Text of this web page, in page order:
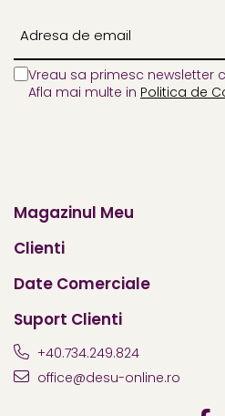
Vreau sa primesc newsletter
Afla mai multe in Politica de
Magazinul Meu
Clienti
Date Comerciale
Suport Clienti
+40.734.249.824
office@desu-online.ro